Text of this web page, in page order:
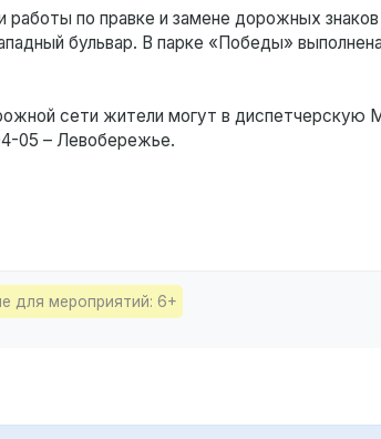
по правке и замене дорожных
бульвар. В парке «Победы»
сети жители могут в
05 – Левобережье.
для мероприятий: 6+